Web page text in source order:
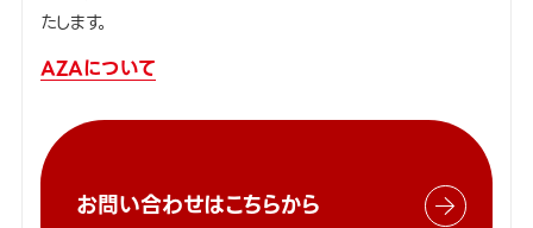
たします。
AZAについて
お問い合わせはこちらから